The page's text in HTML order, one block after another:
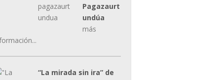
Pagazaurt
undúa
más
“La mirada sin ira” de